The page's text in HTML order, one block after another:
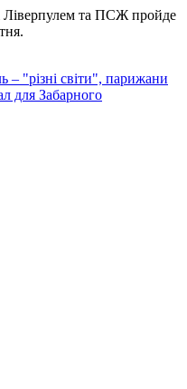
Ліверпулем та ПСЖ пройде
– "різні світи", парижани
для Забарного